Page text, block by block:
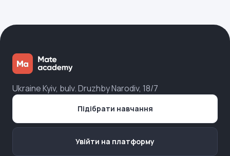
Ukraine Kyiv, bulv. Druzhby Narodiv, 18/7
Підібрати навчання
Увійти на платформу